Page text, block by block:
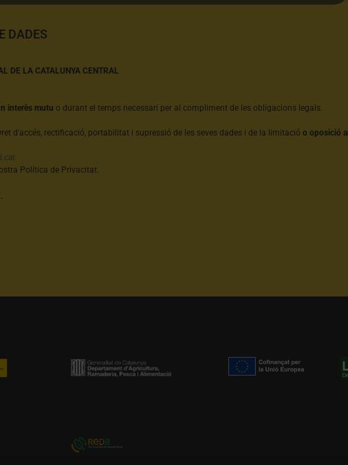
DADES
DE LA CATALUNYA CENTRAL
interès mutu o durant el temps necessari per al compliment de les obligacions legals.
d'accés, rectificació, portabilitat i supressió de les seves dades i de la limitacióo oposició al
Política de Privacitat.
.